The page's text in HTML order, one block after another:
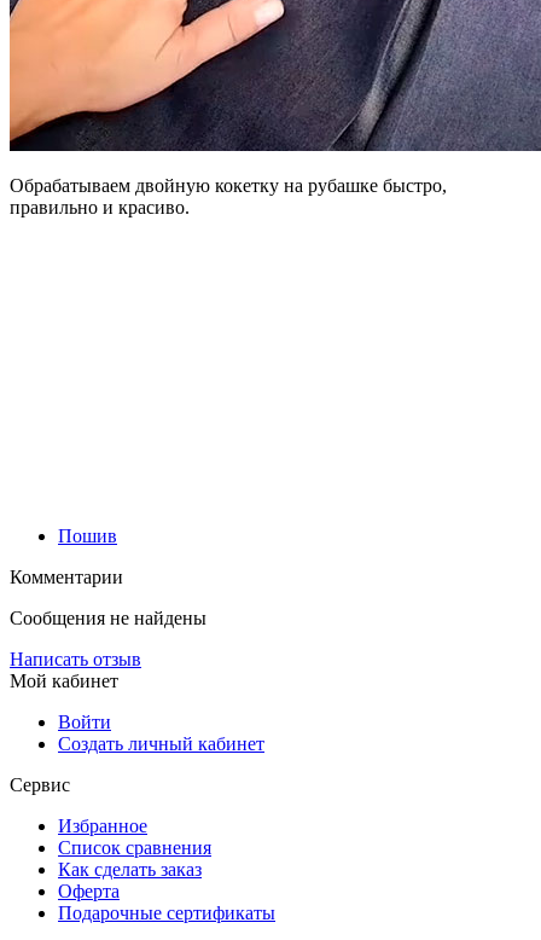
Обрабатываем двойную кокетку на рубашке быстро,
правильно и красиво.
Пошив
Комментарии
Сообщения не найдены
Написать отзыв
Мой кабинет
Войти
Создать личный кабинет
Сервис
Избранное
Список сравнения
Как сделать заказ
Оферта
Подарочные сертификаты